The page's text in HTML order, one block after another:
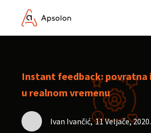
Instant feedback: povratna
u realnom vremenu
Ivan Ivančić,11 Veljače, 2020.